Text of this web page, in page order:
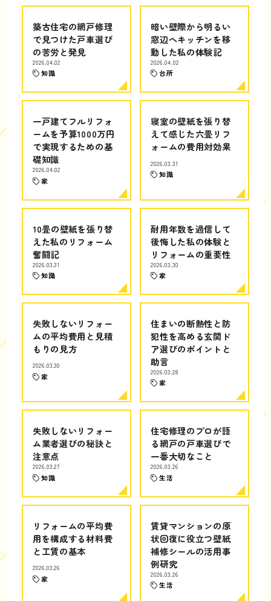
築古住宅の網戸修理
で見つけた戸車選び
の苦労と発見
2026.04.02
知識
暗い壁際から明るい
窓辺へキッチンを移
動した私の体験記
2026.04.02
台所
一戸建てフルリフォ
ームを予算1000万円
で実現するための基
礎知識
2026.04.02
家
寝室の壁紙を張り替
えて感じた六畳リフ
ォームの費用対効果
2026.03.31
知識
10畳の壁紙を張り替
えた私のリフォーム
奮闘記
2026.03.31
知識
耐用年数を過信して
後悔した私の体験と
リフォームの重要性
2026.03.30
家
失敗しないリフォー
ムの平均費用と見積
もりの見方
2026.03.30
家
住まいの断熱性と防
犯性を高める玄関ド
ア選びのポイントと
助言
2026.03.28
家
失敗しないリフォー
ム業者選びの秘訣と
注意点
2026.03.27
知識
住宅修理のプロが語
る網戸の戸車選びで
一番大切なこと
2026.03.26
生活
リフォームの平均費
用を構成する材料費
と工賃の基本
2026.03.26
家
賃貸マンションの原
状回復に役立つ壁紙
補修シールの活用事
例研究
2026.03.26
生活